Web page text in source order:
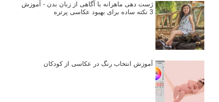
ژست دهی ماهرانه با آگاهی از زبان بدن - آموزش
3 نکته ساده برای بهبود عکاسی پرتره
آموزش انتخاب رنگ در عکاسی از کودکان